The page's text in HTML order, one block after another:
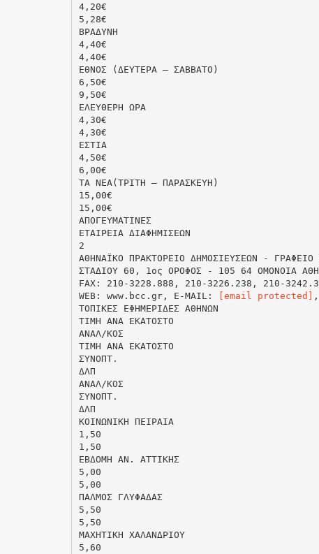
4,20€
5,28€
ΒΡΑΔΥΝΗ
4,40€
4,40€
ΕΘΝΟΣ (ΔΕΥΤΕΡΑ – ΣΑΒΒΑΤΟ)
6,50€
9,50€
ΕΛΕΥΘΕΡΗ ΩΡΑ
4,30€
4,30€
ΕΣΤΙΑ
4,50€
6,00€
ΤΑ ΝΕΑ(ΤΡΙΤΗ – ΠΑΡΑΣΚΕΥΗ)
15,00€
15,00€
ΑΠΟΓΕΥΜΑΤΙΝΕΣ
EΤΑΙΡΕΙΑ ΔΙΑΦΗΜΙΣΕΩΝ
2
ΑΘΗΝΑΪΚΟ ΠΡΑΚΤΟΡΕΙΟ ΔΗΜΟΣΙΕΥΣΕΩΝ - ΓΡΑΦΕΙΟ
ΣΤΑΔΙΟΥ 60, 1ος ΟΡΟΦΟΣ - 105 64 ΟΜΟΝΟΙΑ
FAX: 210-3228.888, 210-3226.238, 210-
WEB: www.bcc.gr, E-MAIL:
[email protected] ,
ΤΟΠΙΚΕΣ ΕΦΗΜΕΡΙΔΕΣ ΑΘΗΝΩΝ
ΤΙΜΗ ΑΝΑ ΕΚΑΤΟΣΤΟ
ΑΝΑΛ/ΚΟΣ
ΤΙΜΗ ΑΝΑ ΕΚΑΤΟΣΤΟ
ΣΥΝΟΠΤ.
ΔΛΠ
ΑΝΑΛ/ΚΟΣ
ΣΥΝΟΠΤ.
ΔΛΠ
ΚΟΙΝΩΝΙΚΗ ΠΕΙΡΑΙΑ
1,50
1,50
ΕΒΔΟΜΗ ΑΝ. ΑΤΤΙΚΗΣ
5,00
5,00
ΠΑΛΜΟΣ ΓΛΥΦΑΔΑΣ
5,50
5,50
ΜΑΧΗΤΙΚΗ ΧΑΛΑΝΔΡΙΟΥ
5,60